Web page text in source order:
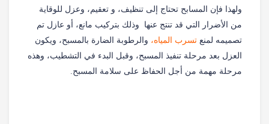
ولهذا فإن المسابح تحتاج إلى تنظيف، و تعقيم، وعزل للوقاية
من الأضرار التي قد تنتج عنها وذلك بتركيب مانع، أو عازل تم
تصميمه لمنع تسرب المياه، والرطوبة الضارة بالمسبح، ويكون
العزل بعد مرحلة تنفيذ المسبح، وقبل البدء في التشطيب، وهذه
مرحلة مهمة من أجل الحفاظ على سلامة المسبح.